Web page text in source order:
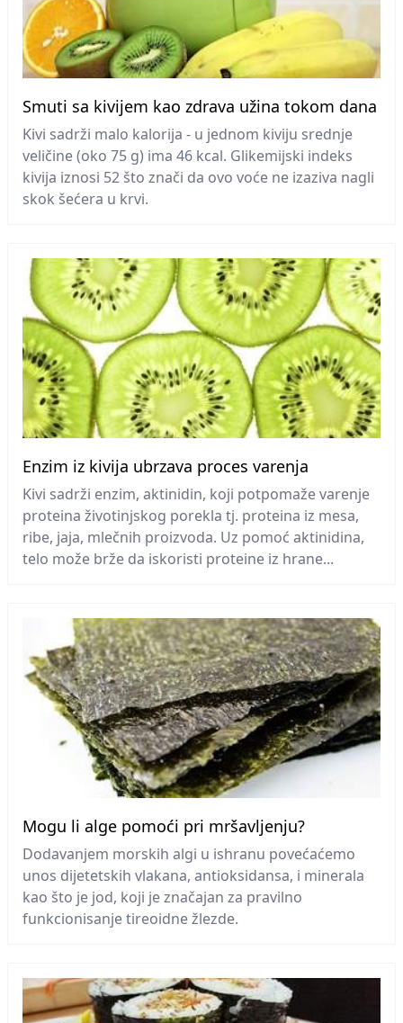
Smuti sa kivijem kao zdrava užina tokom dana
Kivi sadrži malo kalorija - u jednom kiviju srednje
veličine (oko 75 g) ima 46 kcal. Glikemijski indeks
kivija iznosi 52 što znači da ovo voće ne izaziva nagli
skok šećera u krvi.
Enzim iz kivija ubrzava proces varenja
Kivi sadrži enzim, aktinidin, koji potpomaže varenje
proteina životinjskog porekla tj. proteina iz mesa,
ribe, jaja, mlečnih proizvoda. Uz pomoć aktinidina,
telo može brže da iskoristi proteine iz hrane...
Mogu li alge pomoći pri mršavljenju?
Dodavanjem morskih algi u ishranu povećaćemo
unos dijetetskih vlakana, antioksidansa, i minerala
kao što je jod, koji je značajan za pravilno
funkcionisanje tireoidne žlezde.